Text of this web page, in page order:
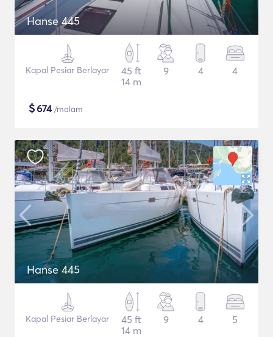
Hanse 445
Kapal Pesiar Berlayar
45 ft
14 m
9 4 4
$674/malam
Hanse 445
Kapal Pesiar Berlayar
45 ft
14 m
9 4 5